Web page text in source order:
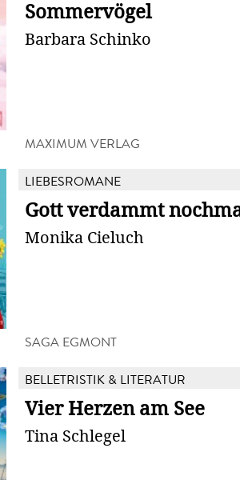
Sommervögel
Barbara Schinko
MAXIMUM VERLAG
LIEBESROMANE
Gott verdammt
Monika Cieluch
SAGA EGMONT
BELLETRISTIK & LITERATUR
Vier Herzen am See
Tina Schlegel